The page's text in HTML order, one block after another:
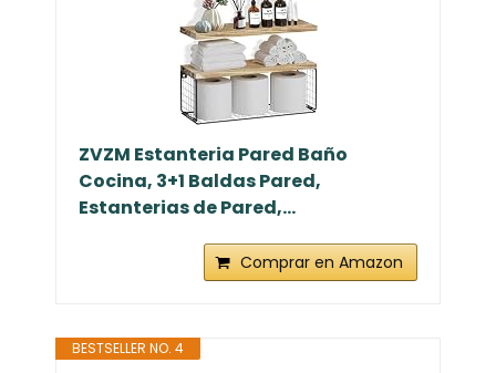
ZVZM Estanteria Pared Baño
Cocina, 3+1 Baldas Pared,
Estanterias de Pared,...
Comprar en Amazon
BESTSELLER NO. 4